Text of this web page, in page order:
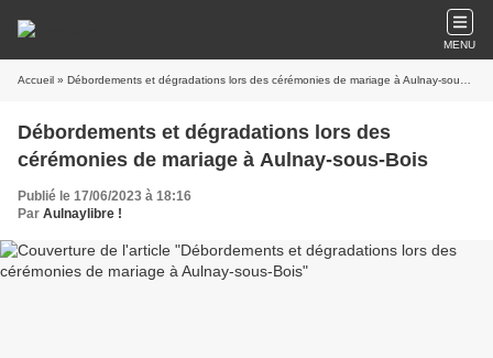
MENU
Accueil » Débordements et dégradations lors des cérémonies de mariage à Aulnay-sous-Bois
Débordements et dégradations lors des
cérémonies de mariage à Aulnay-sous-Bois
Publié le 17/06/2023 à 18:16
Par Aulnaylibre !